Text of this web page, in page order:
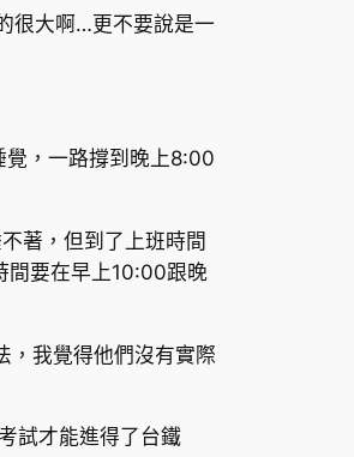
很大啊…更不要說是一
覺，一路撐到晚上8:00
著，但到了上班時間
間要在早上10:00跟晚
，我覺得他們沒有實際
試才能進得了台鐵